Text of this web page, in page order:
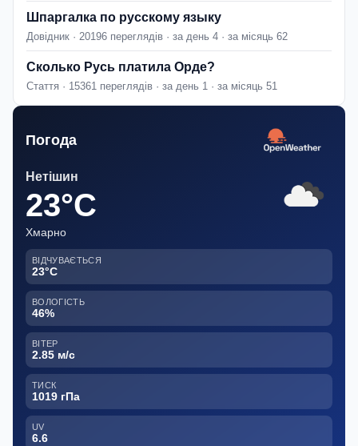
Шпаргалка по русскому языку
Довідник · 20196 переглядів · за день 4 · за місяць 62
Сколько Русь платила Орде?
Стаття · 15361 переглядів · за день 1 · за місяць 51
Погода
Нетішин
23°C
Хмарно
ВІДЧУВАЄТЬСЯ
23°C
ВОЛОГІСТЬ
46%
ВІТЕР
2.85 м/с
ТИСК
1019 гПа
UV
6.6